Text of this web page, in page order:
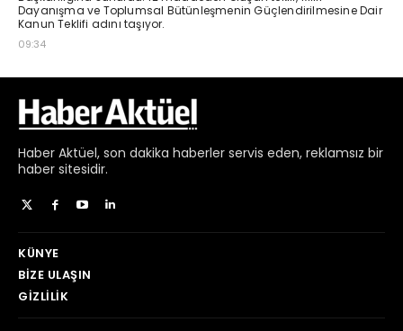
Haber Aktüel, son dakika haberler servis eden, reklamsız bir
haber sitesidir.
KÜNYE
BIZE ULAŞIN
GIZLILIK